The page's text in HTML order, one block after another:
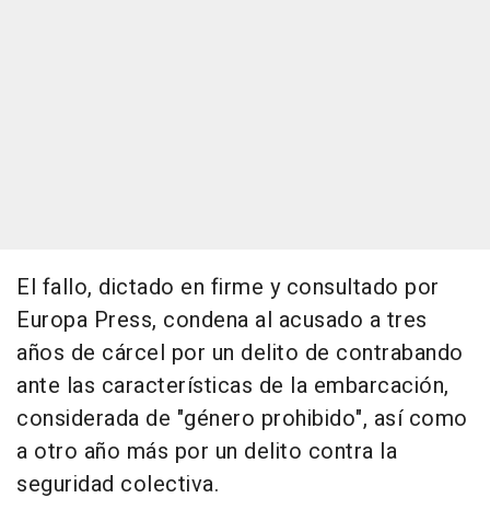
El fallo, dictado en firme y consultado por
Europa Press, condena al acusado a tres
años de cárcel por un delito de contrabando
ante las características de la embarcación,
considerada de "género prohibido", así como
a otro año más por un delito contra la
seguridad colectiva.